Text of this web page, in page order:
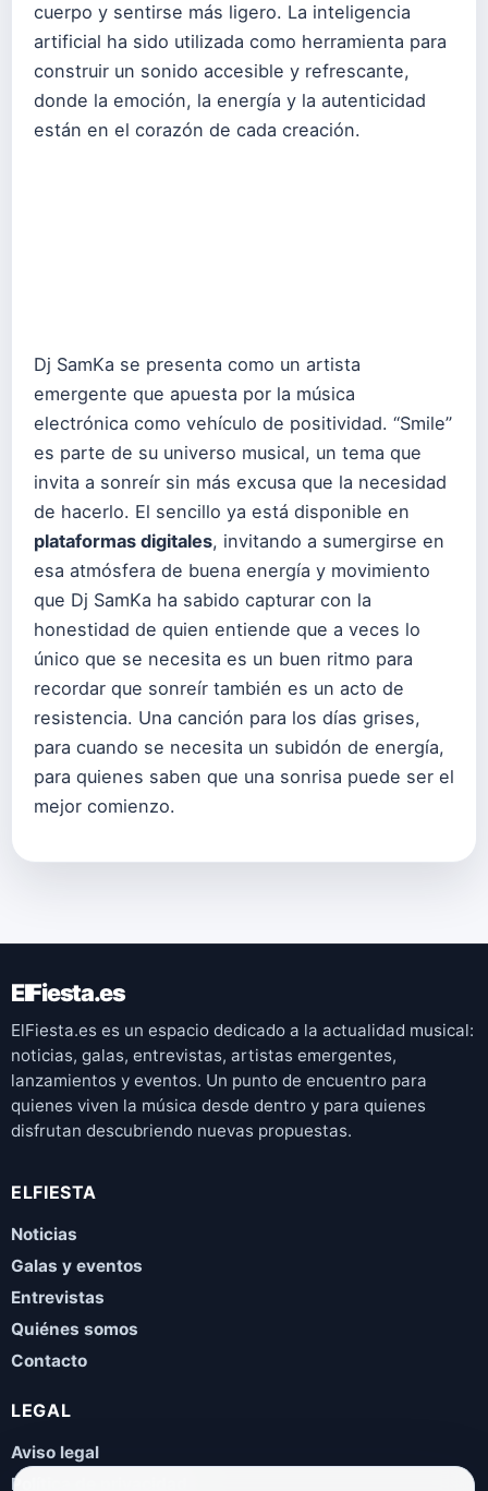
cuerpo y sentirse más ligero. La inteligencia
artificial ha sido utilizada como herramienta para
construir un sonido accesible y refrescante,
donde la emoción, la energía y la autenticidad
están en el corazón de cada creación.
Dj SamKa se presenta como un artista
emergente que apuesta por la música
electrónica como vehículo de positividad. “Smile”
es parte de su universo musical, un tema que
invita a sonreír sin más excusa que la necesidad
de hacerlo. El sencillo ya está disponible en
plataformas digitales, invitando a sumergirse en
esa atmósfera de buena energía y movimiento
que Dj SamKa ha sabido capturar con la
honestidad de quien entiende que a veces lo
único que se necesita es un buen ritmo para
recordar que sonreír también es un acto de
resistencia. Una canción para los días grises,
para cuando se necesita un subidón de energía,
para quienes saben que una sonrisa puede ser el
mejor comienzo.
ElFiesta.es
ElFiesta.es es un espacio dedicado a la actualidad musical:
noticias, galas, entrevistas, artistas emergentes,
lanzamientos y eventos. Un punto de encuentro para
quienes viven la música desde dentro y para quienes
disfrutan descubriendo nuevas propuestas.
ELFIESTA
Noticias
Galas y eventos
Entrevistas
Quiénes somos
Contacto
LEGAL
Aviso legal
Política de privacidad